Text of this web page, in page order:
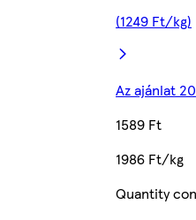
(1249 Ft/kg)
Az ajánlat
1589 Ft
1986 Ft/kg
Quantity